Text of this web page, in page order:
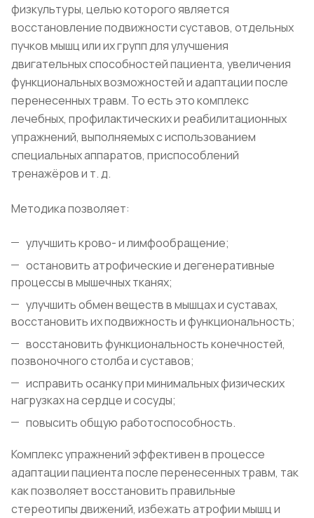
физкультуры, целью которого является
восстановление подвижности суставов, отдельных
пучков мышц или их групп для улучшения
двигательных способностей пациента, увеличения
функциональных возможностей и адаптации после
перенесенных травм. То есть это комплекс
лечебных, профилактических и реабилитационных
упражнений, выполняемых с использованием
специальных аппаратов, приспособлений
тренажёров и т. д.
Методика позволяет:
улучшить крово- и лимфообращение;
остановить атрофические и дегенеративные
процессы в мышечных тканях;
улучшить обмен веществ в мышцах и суставах,
восстановить их подвижность и функциональность;
восстановить функциональность конечностей,
позвоночного столба и суставов;
исправить осанку при минимальных физических
нагрузках на сердце и сосуды;
повысить общую работоспособность.
Комплекс упражнений эффективен в процессе
адаптации пациента после перенесенных травм, так
как позволяет восстановить правильные
стереотипы движений, избежать атрофии мышц и